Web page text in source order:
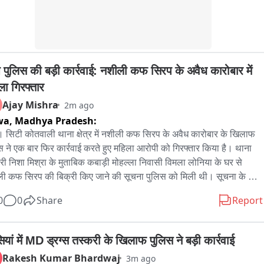
पुलिस की बड़ी कार्रवाई: नशीली कफ सिरप के अवैध कारोबार में
गिरफ्तार
Ajay Mishra 2m ago
Madhya Pradesh:
सिटी कोतवाली थाना क्षेत्र में नशीली कफ सिरप के अवैध कारोबार के खिलाफ
ने एक बार फिर कार्रवाई करते हुए महिला आरोपी को गिरफ्तार किया है। थाना
निशा मिश्रा के मुताबिक कबाड़ी मोहल्ला निवासी विमला लोनिया के घर से
कफ सिरप की बिक्री किए जाने की सूचना पुलिस को मिली थी। सूचना के
पकड़ी गई। तलाशी के दौरान पुलिस ने महिला के कब्जे से 30 सीसी नशीली
में नशे के अवैध कारोबार के मामलों में जेल जा चुके हैं। फिलहाल सिटी कोतवाली
ने महिला के खिलाफ एनडीपीएस एक्ट के तहत कार्रवाई करते हुए उसे न्यायालय
किया है।
0 Share Report
में MD ड्रग्स तस्करी के खिलाफ पुलिस ने बड़ी कार्रवाई
Rakesh Kumar Bhardwaj 3m ago